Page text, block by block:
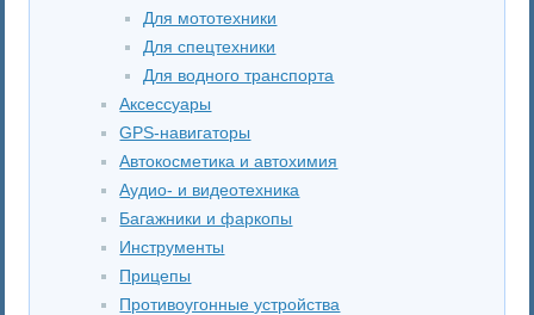
Для мототехники
Для спецтехники
Для водного транспорта
Аксессуары
GPS-навигаторы
Автокосметика и автохимия
Аудио- и видеотехника
Багажники и фаркопы
Инструменты
Прицепы
Противоугонные устройства